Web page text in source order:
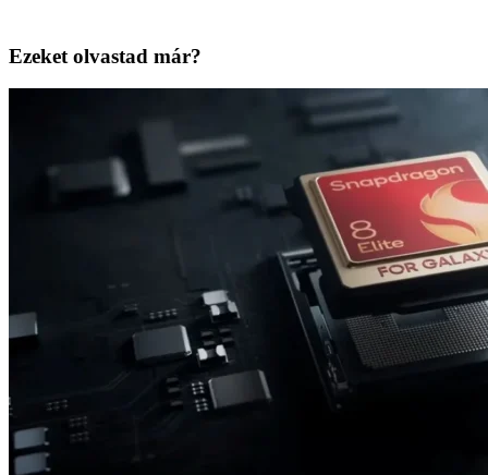
Ezeket olvastad már?